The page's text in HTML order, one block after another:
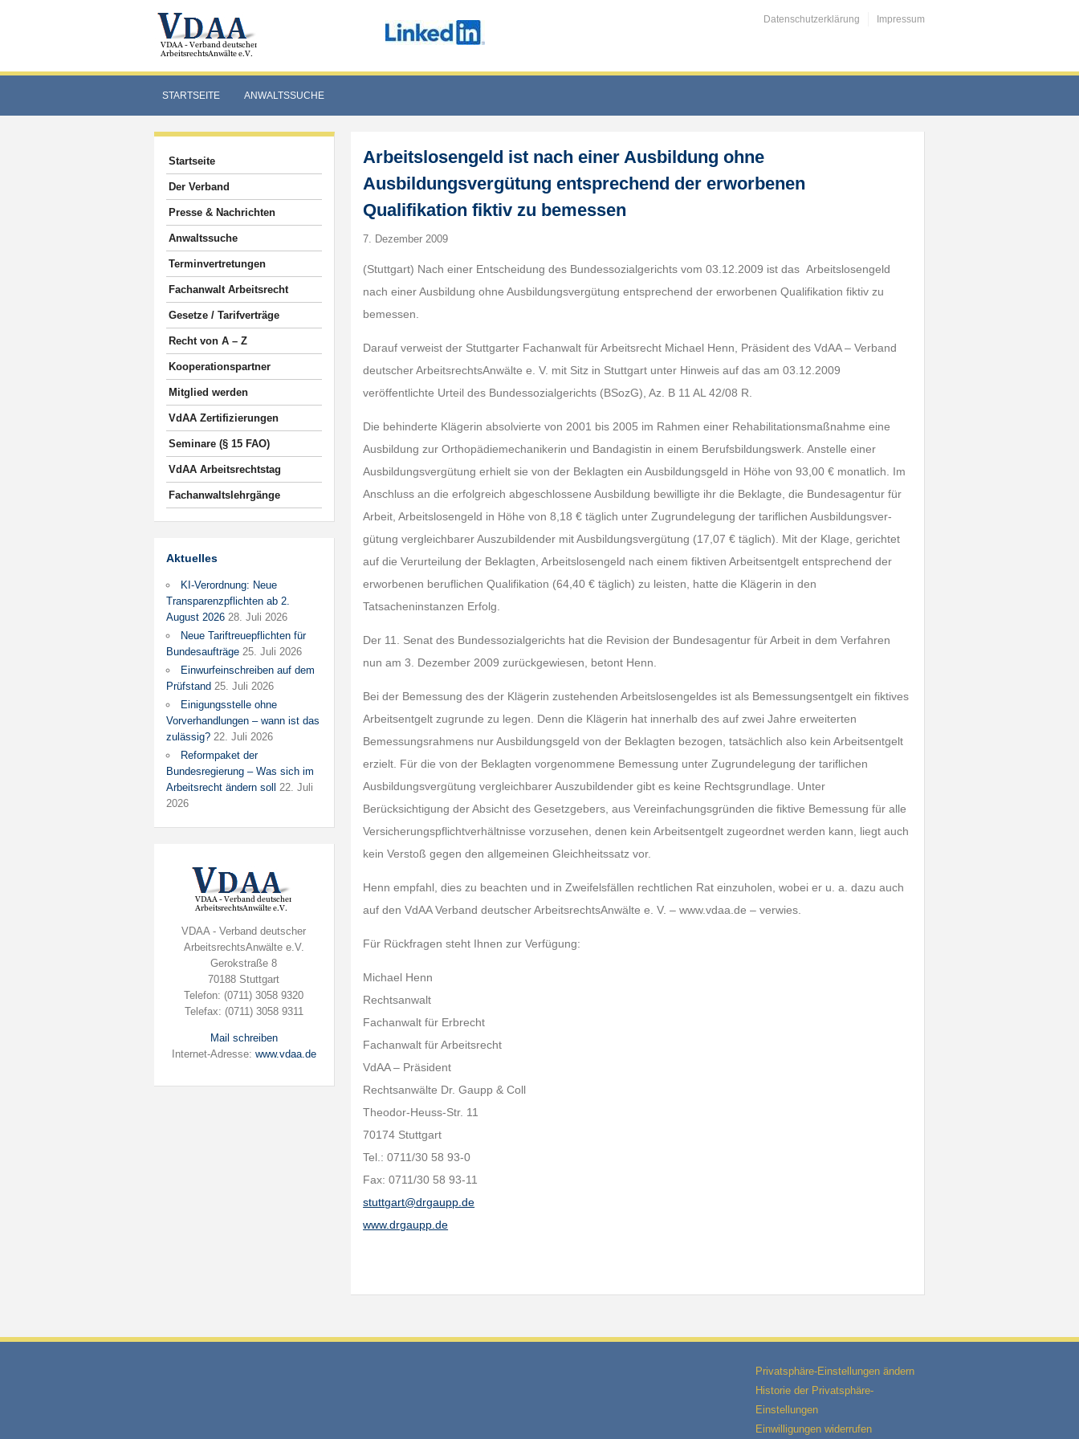
Datenschutzerklärung Impressum
STARTSEITE ANWALTSSUCHE
Startseite
Der Verband
Presse & Nachrichten
Anwaltssuche
Terminvertretungen
Fachanwalt Arbeitsrecht
Gesetze / Tarifverträge
Recht von A – Z
Kooperationspartner
Mitglied werden
VdAA Zertifizierungen
Seminare (§ 15 FAO)
VdAA Arbeitsrechtstag
Fachanwaltslehrgänge
Aktuelles
KI-Verordnung: Neue
Transparenzpflichten ab 2.
August 2026 28. Juli 2026
Neue Tariftreuepflichten für
Bundesaufträge 25. Juli 2026
Einwurfeinschreiben auf dem
Prüfstand 25. Juli 2026
Einigungsstelle ohne
Vorverhandlungen – wann ist das
zulässig? 22. Juli 2026
Reformpaket der
Bundesregierung – Was sich im
Arbeitsrecht ändern soll
22. Juli
2026
VDAA - Verband deutscher
ArbeitsrechtsAnwälte e.V.
Gerokstraße 8
70188 Stuttgart
Telefon: (0711) 3058 9320
Telefax: (0711) 3058 9311
Mail schreiben
Internet-Adresse: www.vdaa.de
Arbeitslosengeld ist nach einer Ausbildung ohne
Ausbildungsvergütung entsprechend der erworbenen
Qualifikation fiktiv zu bemessen
7. Dezember 2009
(Stuttgart) Nach einer Entscheidung des Bundessozialgerichts vom 03.12.2009 ist das Arbeitslosengeld
nach einer Ausbildung ohne Ausbildungsvergütung entsprechend der erworbenen Qualifikation fiktiv zu
bemessen.
Darauf verweist der Stuttgarter Fachanwalt für Arbeitsrecht Michael Henn, Präsident des VdAA – Verband
deutscher ArbeitsrechtsAnwälte e. V. mit Sitz in Stuttgart unter Hinweis auf das am 03.12.2009
veröffentlichte Urteil des Bundessozialgerichts (BSozG), Az. B 11 AL 42/08 R.
Die behinderte Klägerin absolvierte von 2001 bis 2005 im Rahmen einer Rehabilitationsmaßnahme eine
Ausbildung zur Orthopädiemechanikerin und Bandagistin in einem Berufsbildungswerk. Anstelle einer
Ausbildungsvergütung erhielt sie von der Beklagten ein Ausbildungsgeld in Höhe von 93,00 € monatlich. Im
Anschluss an die erfolgreich abgeschlossene Ausbildung bewilligte ihr die Beklagte, die Bundesagentur für
Arbeit, Arbeitslosengeld in Höhe von 8,18 € täglich unter Zugrundelegung der tariflichen Ausbildungsver­
gütung vergleichbarer Auszubildender mit Ausbildungsvergütung (17,07 € täglich). Mit der Klage, ge­richtet
auf die Verurteilung der Beklagten, Arbeitslosengeld nach einem fiktiven Arbeitsentgelt ent­sprechend der
erworbenen beruflichen Qualifikation (64,40 € täglich) zu leisten, hatte die Klägerin in den
Tatsacheninstanzen Erfolg.
Der 11. Senat des Bundessozialgerichts hat die Revision der Bundesagentur für Arbeit in dem Verfahren
nun am 3. Dezember 2009 zurückgewiesen, betont Henn.
Bei der Bemessung des der Klägerin zustehenden Arbeitslosengeldes ist als Bemessungsentgelt ein fiktives
Arbeitsentgelt zugrunde zu legen. Denn die Klägerin hat innerhalb des auf zwei Jahre er­wei­terten
Bemessungsrahmens nur Ausbildungsgeld von der Beklagten bezogen, tatsächlich also kein Arbeits­entgelt
erzielt. Für die von der Beklagten vorgenommene Bemessung unter Zugrundelegung der tarif­lichen
Ausbildungsvergütung vergleichbarer Auszubildender gibt es keine Rechtsgrundlage. Unter
Berücksichtigung der Absicht des Gesetzgebers, aus Vereinfachungsgründen die fiktive Be­messung für alle
Versicherungspflichtverhältnisse vorzusehen, denen kein Arbeitsentgelt zugeordnet werden kann, liegt auch
kein Verstoß gegen den allgemeinen Gleichheitssatz vor.
Henn empfahl, dies zu beachten und in Zweifelsfällen rechtlichen Rat einzuholen, wobei er u. a. dazu auch
auf den VdAA Verband deutscher ArbeitsrechtsAnwälte e. V. – www.vdaa.de – verwies.
Für Rückfragen steht Ihnen zur Verfügung:
Michael Henn
Rechtsanwalt
Fachanwalt für Erbrecht
Fachanwalt für Arbeitsrecht
VdAA – Präsident
Rechtsanwälte Dr. Gaupp & Coll
Theodor-Heuss-Str. 11
70174 Stuttgart
Tel.: 0711/30 58 93-0
Fax: 0711/30 58 93-11
stuttgart@drgaupp.de
www.drgaupp.de
Privatsphäre-Einstellungen ändern
Historie der Privatsphäre-
Einstellungen
Einwilligungen widerrufen